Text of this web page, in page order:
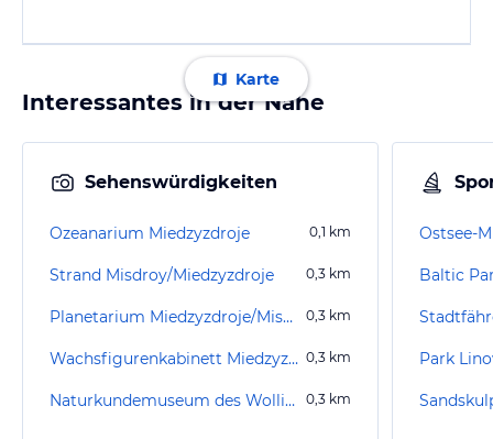
Karte
Interessantes in der Nähe
Sehenswürdigkeiten
Ozeanarium Miedzyzdroje 0,1 km
Strand Misdroy/Miedzyzdroje 0,3 km
Planetarium Miedzyzdroje/Misdroy 0,3 km
Wachsfigurenkabinett Miedzyzdroje/Misdroy 0,3 km
Naturkundemuseum des Wolliner Nationalparks 0,3 km
Ostsee-
Park